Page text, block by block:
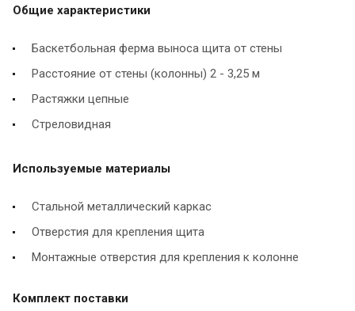
Общие характеристики
Баскетбольная ферма выноса щита от стены
Расстояние от стены (колонны) 2 - 3,25 м
Растяжки цепные
Стреловидная
Используемые материалы
Стальной металлический каркас
Отверстия для крепления щита
Монтажные отверстия для крепления к колонне
Комплект поставки